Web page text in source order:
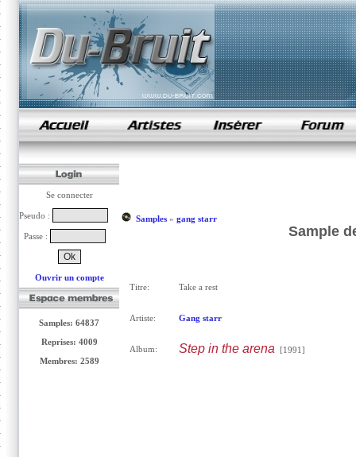
samples de rap
Se connecter
Pseudo :
Passe :
Ouvrir un compte
Samples: 64837
Reprises: 4009
Membres: 2589
Samples» gang starr
Sample
Titre: Take a rest
Artiste: Gang starr
Album: Step in the arena [1991]